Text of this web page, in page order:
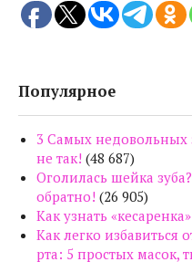
Популярное
3 Самых недовольных
не так! (48 687)
Оголилась шейка
обратно! (26 905)
Как узнать
Как легко избавиться
рта: 5 простых масок,